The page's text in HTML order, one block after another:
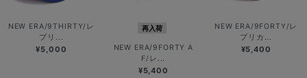
NEW ERA/9THIRTY/レ
プリ...
¥5,000
再入荷
NEW ERA/9FORTY A
F/レ...
¥5,400
NEW ERA/9FORTY/レ
プリカ...
¥5,400